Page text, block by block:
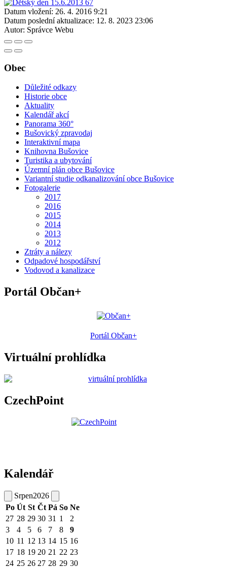
Datum vložení: 26. 4. 2016 9:21
Datum poslední aktualizace: 12. 8. 2023 23:06
Autor: Správce Webu
Obec
Důležité odkazy
Historie obce
Aktuality
Kalendář akcí
Panorama 360°
Bušovický zpravodaj
Interaktivní mapa
Knihovna Bušovice
Turistika a ubytování
Územní plán obce Bušovice
Variantní studie odkanalizování obce Bušovice
Fotogalerie
2017
2016
2015
2014
2013
2012
Ztráty a nálezy
Odpadové hospodářství
Vodovod a kanalizace
Portál Občan+
Portál Občan+
Virtuální prohlídka
CzechPoint
Kalendář
Srpen2026
Po Út St Čt Pá So Ne
27 28 29 30 31 1
2
3
4 5 6 7 8
9
10 11 12 13 14 15 16
17 18 19 20 21 22 23
24 25 26 27 28 29 30